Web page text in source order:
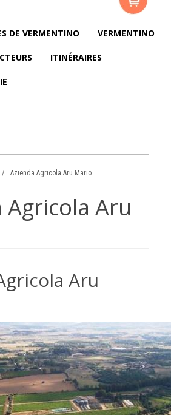
DE VERMENTINO VERMENTINO
ITINÉRAIRES
/ Azienda Agricola Aru Mario
Agricola Aru
Aru